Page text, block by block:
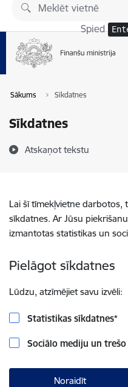
Pāriet uz lapas saturu
Spied
Sākums Sīkdatnes
Sīkdatnes
Atskaņot tekstu
Lai šī tīmekļvietne darbotos,
sīkdatnes. Ar Jūsu
izmantotas statistikas un
Pielāgot sīkdatnes
Lūdzu, atzīmējiet savu izvēli:
Statistikas sīkdatnes*
Sociālo mediju un
Noraidīt